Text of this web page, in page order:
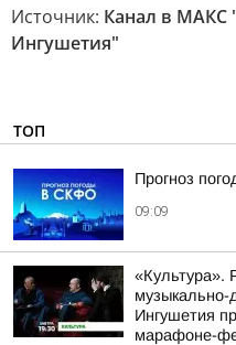
Источник: Канал в МАКС
Ингушетия"
ТОП
Прогноз
09:09
«Культура».
музыкально-
Ингушетия
марафоне-